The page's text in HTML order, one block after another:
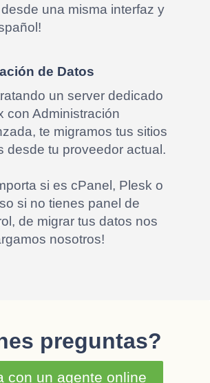
una misma interfaz y
de Datos
un server dedicado
con Administración
te migramos tus sitios
desde tu proveedor actual.
si es cPanel, Plesk o
si no tienes panel de
de migrar tus datos nos
nosotros!
preguntas?
con un agente online